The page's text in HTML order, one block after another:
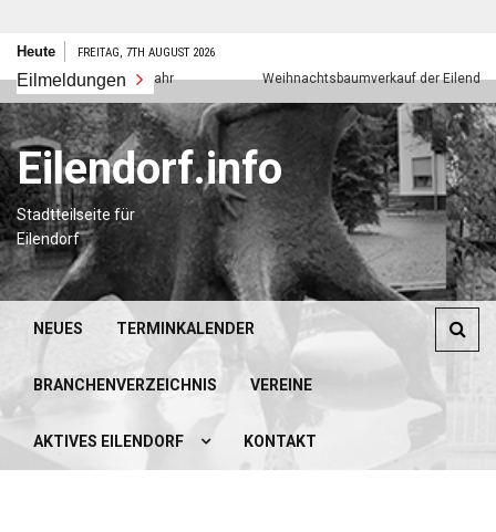
Zum
springen
Heute FREITAG, 7TH AUGUST 2026
Eilmeldungen
Frohes neues Jahr Weihnachtsbaumverkauf der Eilendorfer
Eilendorf.info
Stadtteilseite für
Eilendorf
NEUES TERMINKALENDER
BRANCHENVERZEICHNIS VEREINE
AKTIVES EILENDORF KONTAKT